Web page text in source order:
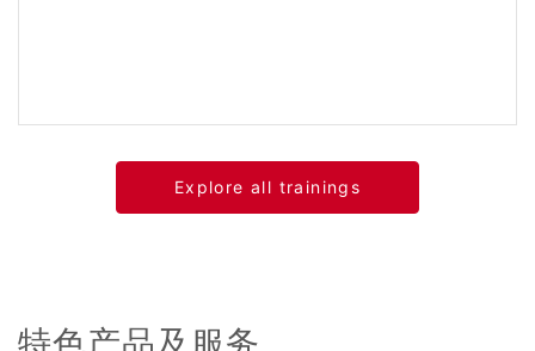
Explore all trainings
特色产品及服务